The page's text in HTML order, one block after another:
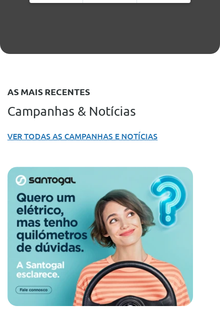
AS MAIS RECENTES
Campanhas & Notícias
VER TODAS AS CAMPANHAS E NOTÍCIAS